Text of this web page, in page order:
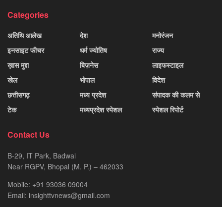
Categories
अतिथि आलेख
इनसाइट फीचर
ख़ास मुद्दा
खेल
छत्तीसगढ़
टेक
देश
धर्म ज्योतिष
बिज़नेस
भोपाल
मध्य प्रदेश
मध्यप्रदेश स्पेशल
मनोरंजन
राज्य
लाइफस्टाइल
विदेश
संपादक की कलम से
स्पेशल रिपोर्ट
Contact Us
B-29, IT Park, Badwai
Near RGPV, Bhopal (M. P.) – 462033
Mobile: +91 93036 09004
Email: insighttvnews@gmail.com